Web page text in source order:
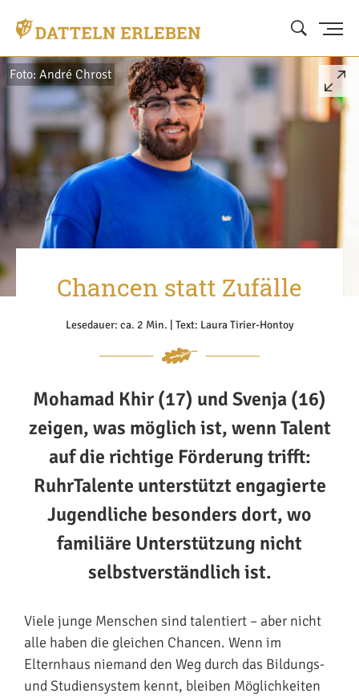
Foto: André Chrost
Chancen statt Zufälle
Lesedauer: ca. 2 Min. | Text: Laura Tirier-Hontoy
Mohamad Khir (17) und Svenja (16)
zeigen, was möglich ist, wenn Talent
auf die richtige Förderung trifft:
RuhrTalente unterstützt engagierte
Jugendliche besonders dort, wo
familiäre Unterstützung nicht
selbstverständlich ist.
Viele junge Menschen sind talentiert – aber nicht
alle haben die gleichen Chancen. Wenn im
Elternhaus niemand den Weg durch das Bildungs-
und Studiensystem kennt, bleiben Möglichkeiten